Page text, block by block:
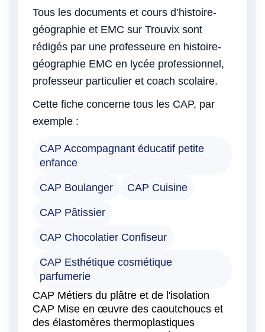
Tous les documents et cours d’histoire-
géographie et EMC sur Trouvix sont
rédigés par une professeure en histoire-
géographie EMC en lycée professionnel,
professeur particulier et coach scolaire.
Cette fiche concerne tous les CAP, par
exemple :
CAP Accompagnant éducatif petite
enfance
CAP Boulanger CAP Cuisine
CAP Pâtissier
CAP Chocolatier Confiseur
CAP Esthétique cosmétique
parfumerie
CAP Métiers du plâtre et de l'isolation
CAP Mise en œuvre des caoutchoucs et
des élastomères thermoplastiques